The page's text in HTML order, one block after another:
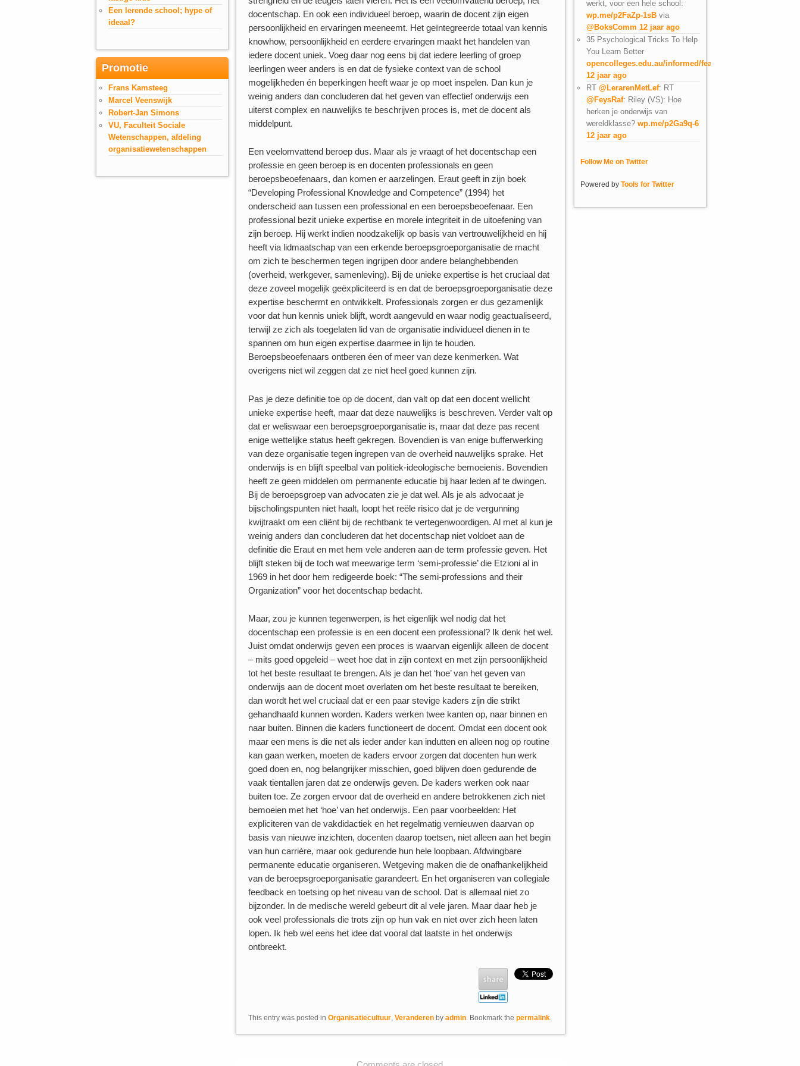
docentschap. En ook een individueel beroep, waarin de docent zijn eigen
persoonlijkheid en ervaringen meeneemt. Het geïntegreerde totaal van kennis
knowhow, persoonlijkheid en eerdere ervaringen maakt het handelen van
iedere docent uniek. Voeg daar nog eens bij dat iedere leerling of groep
leerlingen weer anders is en dat de fysieke context van de school
mogelijkheden én beperkingen heeft waar je op moet inspelen. Dan kun je
weinig anders dan concluderen dat het geven van effectief onderwijs een
uiterst complex en nauwelijks te beschrijven proces is, met de docent als
middelpunt.
Een veelomvattend beroep dus. Maar als je vraagt of het docentschap een
professie en geen beroep is en docenten professionals en geen
beroepsbeoefenaars, dan komen er aarzelingen. Eraut geeft in zijn boek
“Developing Professional Knowledge and Competence” (1994) het
onderscheid aan tussen een professional en een beroepsbeoefenaar. Een
professional bezit unieke expertise en morele integriteit in de uitoefening van
zijn beroep. Hij werkt indien noodzakelijk op basis van vertrouwelijkheid en hij
heeft via lidmaatschap van een erkende beroepsgroeporganisatie de macht
om zich te beschermen tegen ingrijpen door andere belanghebbenden
(overheid, werkgever, samenleving). Bij de unieke expertise is het cruciaal dat
deze zoveel mogelijk geëxpliciteerd is en dat de beroepsgroeporganisatie deze
expertise beschermt en ontwikkelt. Professionals zorgen er dus gezamenlijk
voor dat hun kennis uniek blijft, wordt aangevuld en waar nodig geactualiseerd,
terwijl ze zich als toegelaten lid van de organisatie individueel dienen in te
spannen om hun eigen expertise daarmee in lijn te houden.
Beroepsbeoefenaars ontberen éen of meer van deze kenmerken. Wat
overigens niet wil zeggen dat ze niet heel goed kunnen zijn.
Pas je deze definitie toe op de docent, dan valt op dat een docent wellicht
unieke expertise heeft, maar dat deze nauwelijks is beschreven. Verder valt op
dat er weliswaar een beroepsgroeporganisatie is, maar dat deze pas recent
enige wettelijke status heeft gekregen. Bovendien is van enige bufferwerking
van deze organisatie tegen ingrepen van de overheid nauwelijks sprake. Het
onderwijs is en blijft speelbal van politiek-ideologische bemoeienis. Bovendien
heeft ze geen middelen om permanente educatie bij haar leden af te dwingen.
Bij de beroepsgroep van advocaten zie je dat wel. Als je als advocaat je
bijscholingspunten niet haalt, loopt het reële risico dat je de vergunning
kwijtraakt om een cliënt bij de rechtbank te vertegenwoordigen. Al met al kun je
weinig anders dan concluderen dat het docentschap niet voldoet aan de
definitie die Eraut en met hem vele anderen aan de term professie geven. Het
blijft steken bij de toch wat meewarige term ‘semi-professie’ die Etzioni al in
1969 in het door hem redigeerde boek: “The semi-professions and their
Organization” voor het docentschap bedacht.
Maar, zou je kunnen tegenwerpen, is het eigenlijk wel nodig dat het
docentschap een professie is en een docent een professional? Ik denk het wel.
Juist omdat onderwijs geven een proces is waarvan eigenlijk alleen de docent
– mits goed opgeleid – weet hoe dat in zijn context en met zijn persoonlijkheid
tot het beste resultaat te brengen. Als je dan het ‘hoe’ van het geven van
onderwijs aan de docent moet overlaten om het beste resultaat te bereiken,
dan wordt het wel cruciaal dat er een paar stevige kaders zijn die strikt
gehandhaafd kunnen worden. Kaders werken twee kanten op, naar binnen en
naar buiten. Binnen die kaders functioneert de docent. Omdat een docent ook
maar een mens is die net als ieder ander kan indutten en alleen nog op routine
kan gaan werken, moeten de kaders ervoor zorgen dat docenten hun werk
goed doen en, nog belangrijker misschien, goed blijven doen gedurende de
vaak tientallen jaren dat ze onderwijs geven. De kaders werken ook naar
buiten toe. Ze zorgen ervoor dat de overheid en andere betrokkenen zich niet
bemoeien met het ‘hoe’ van het onderwijs. Een paar voorbeelden: Het
expliciteren van de vakdidactiek en het regelmatig vernieuwen daarvan op
basis van nieuwe inzichten, docenten daarop toetsen, niet alleen aan het begin
van hun carrière, maar ook gedurende hun hele loopbaan. Afdwingbare
permanente educatie organiseren. Wetgeving maken die de onafhankelijkheid
van de beroepsgroeporganisatie garandeert. En het organiseren van collegiale
feedback en toetsing op het niveau van de school. Dat is allemaal niet zo
bijzonder. In de medische wereld gebeurt dit al vele jaren. Maar daar heb je
ook veel professionals die trots zijn op hun vak en niet over zich heen laten
lopen. Ik heb wel eens het idee dat vooral dat laatste in het onderwijs
ontbreekt.
This entry was posted in Organisatiecultuur, Veranderenby admin. Bookmark the permalink.
Een lerende school; hype of
ideaal?
Promotie
Frans Kamsteeg
Marcel Veenswijk
Robert-Jan Simons
VU, Faculteit Sociale
Wetenschappen, afdeling
organisatiewetenschappen
werkt, voor een hele school:
wp.me/p2FaZp-1sB via
@BoksComm 12 jaar ago
35 Psychological Tricks To Help
You Learn Better
opencolleges.edu.au/informed/featu…
12 jaar ago
RT@LerarenMetLef: RT
@FeysRaf: Riley (VS): Hoe
herken je onderwijs van
wereldklasse?wp.me/p2Ga9q-6
12 jaar ago
Follow Me on Twitter
Powered byTools for Twitter